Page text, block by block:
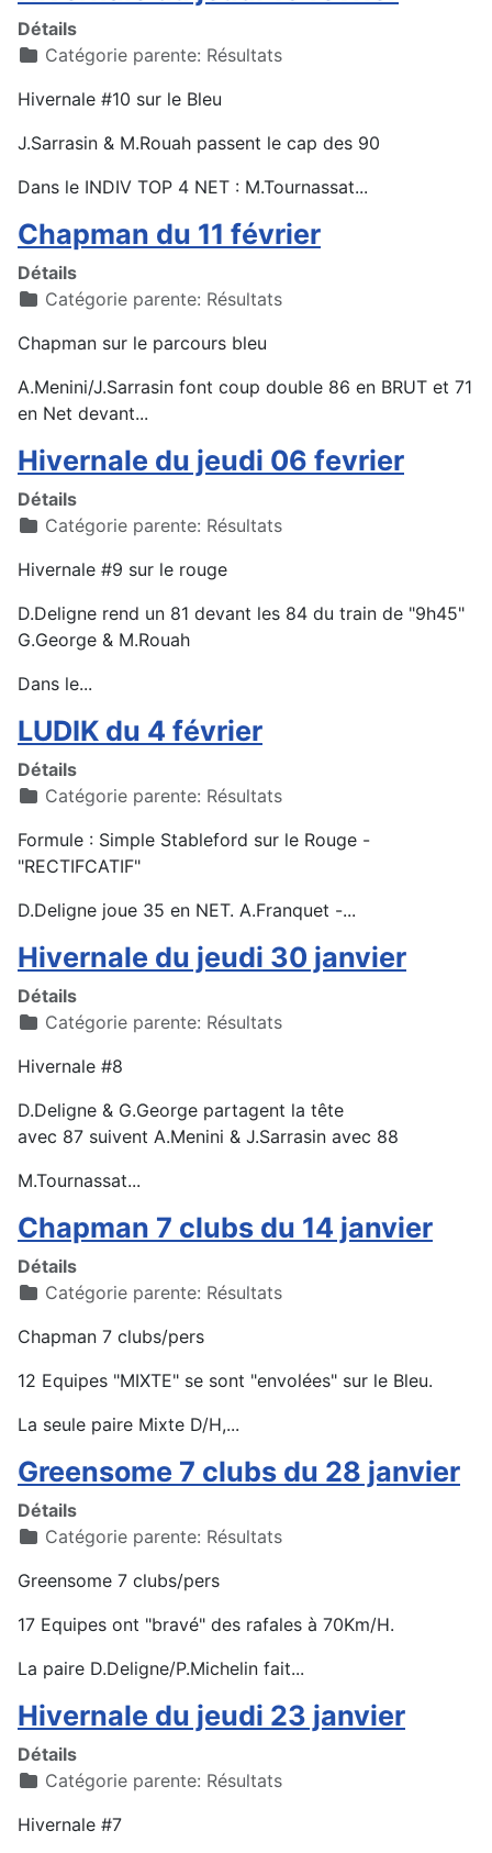
Détails
Catégorie parente: Résultats
Hivernale #10 sur le Bleu
J.Sarrasin & M.Rouah passent le cap des 90
Dans le INDIV TOP 4 NET : M.Tournassat...
Chapman du 11 février
Détails
Catégorie parente: Résultats
Chapman sur le parcours bleu
A.Menini/J.Sarrasin font coup double 86 en BRUT et 71
en Net devant...
Hivernale du jeudi 06 fevrier
Détails
Catégorie parente: Résultats
Hivernale #9 sur le rouge
D.Deligne rend un 81 devant les 84 du train de "9h45"
G.George & M.Rouah
Dans le...
LUDIK du 4 février
Détails
Catégorie parente: Résultats
Formule : Simple Stableford sur le Rouge -
"RECTIFCATIF"
D.Deligne joue 35 en NET. A.Franquet -...
Hivernale du jeudi 30 janvier
Détails
Catégorie parente: Résultats
Hivernale #8
D.Deligne & G.George partagent la tête
avec 87 suivent A.Menini & J.Sarrasin avec 88
M.Tournassat...
Chapman 7 clubs du 14 janvier
Détails
Catégorie parente: Résultats
Chapman 7 clubs/pers
12 Equipes "MIXTE" se sont "envolées" sur le Bleu.
La seule paire Mixte D/H,...
Greensome 7 clubs du 28 janvier
Détails
Catégorie parente: Résultats
Greensome 7 clubs/pers
17 Equipes ont "bravé" des rafales à 70Km/H.
La paire D.Deligne/P.Michelin fait...
Hivernale du jeudi 23 janvier
Détails
Catégorie parente: Résultats
Hivernale #7